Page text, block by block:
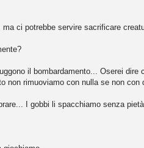
ci potrebbe servire sacrificare
il bombardamento... Oserei
non rimuoviamo con nulla se non
I gobbi li spacchiamo senza